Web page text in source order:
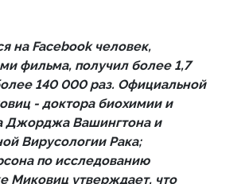
на Facebook человек,
фильма, получил более 1,7
140 000 раз. Официальной
- доктора биохимии и
Джорджа Вашингтона и
Вирусологии Рака;
по исследованию
Миковиц утверждает, что